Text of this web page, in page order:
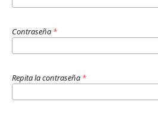
Contraseña *
Repita la contraseña *